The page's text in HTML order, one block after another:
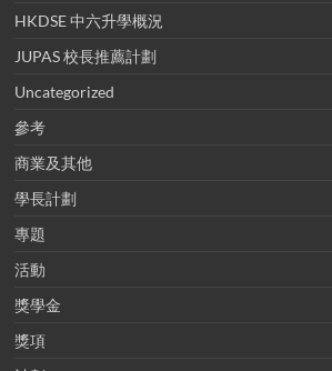
HKDSE 中六升學概況
JUPAS 校長推薦計劃
Uncategorized
參考
商業及其他
學長計劃
專題
活動
獎學金
獎項